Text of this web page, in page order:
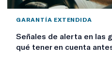
GARANTÍA EXTENDIDA
Señales de alerta en las
qué tener en cuenta